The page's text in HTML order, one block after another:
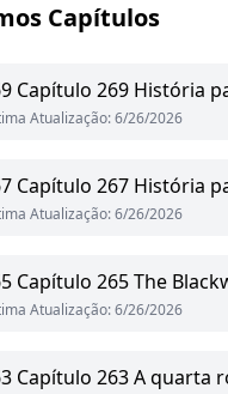
Capítulos
Capítulo 269 História
Atualização:6/26/2026
Capítulo 267 História
Atualização:6/26/2026
Capítulo 265 The
Atualização:6/26/2026
Capítulo 263 A quarta